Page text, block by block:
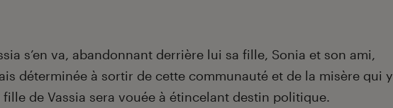
s’en va, abandonnant derrière lui sa fille, Sonia et son ami,
déterminée à sortir de cette communauté et de la misère qui y
fille de Vassia sera vouée à étincelant destin politique.